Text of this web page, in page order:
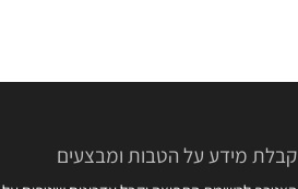
קבלת מידע על הטבות ומבצעים